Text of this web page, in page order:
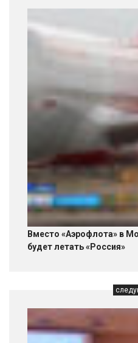
Вместо «Аэрофлота» в
будет летать «Россия»